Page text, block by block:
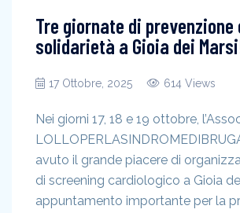
Tre giornate di prevenzione
solidarietà a Gioia dei
17 Ottobre, 2025 614 Views
Nei giorni 17, 18 e 19 ottobre,
avuto il grande piacere di
di screening cardiologico a Gioia
appuntamento importante per la